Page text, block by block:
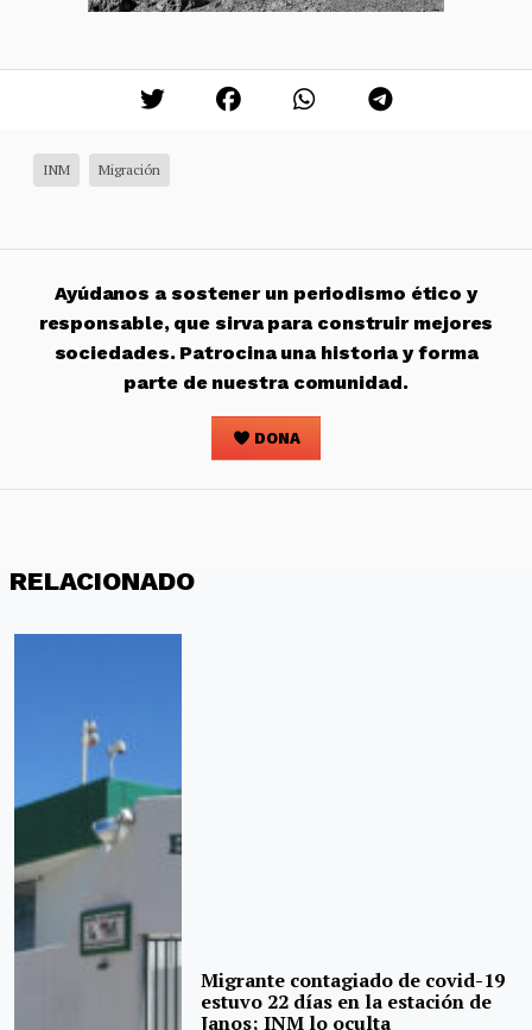
INM Migración
Ayúdanos a sostener un periodismo ético y
responsable, que sirva para construir mejores
sociedades. Patrocina una historia y forma
parte de nuestra comunidad.
DONA
RELACIONADO
Migrante contagiado de covid-19
estuvo 22 días en la estación de
Janos; INM lo oculta